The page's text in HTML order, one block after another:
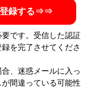
42歳大学教員を直撃「結
する母の下で…」
出勤”のリアル月収と“驚
登録する⇒⇒
です。受信した認証
を完了させてくださ
、迷惑メールに入っ
間違っている可能性